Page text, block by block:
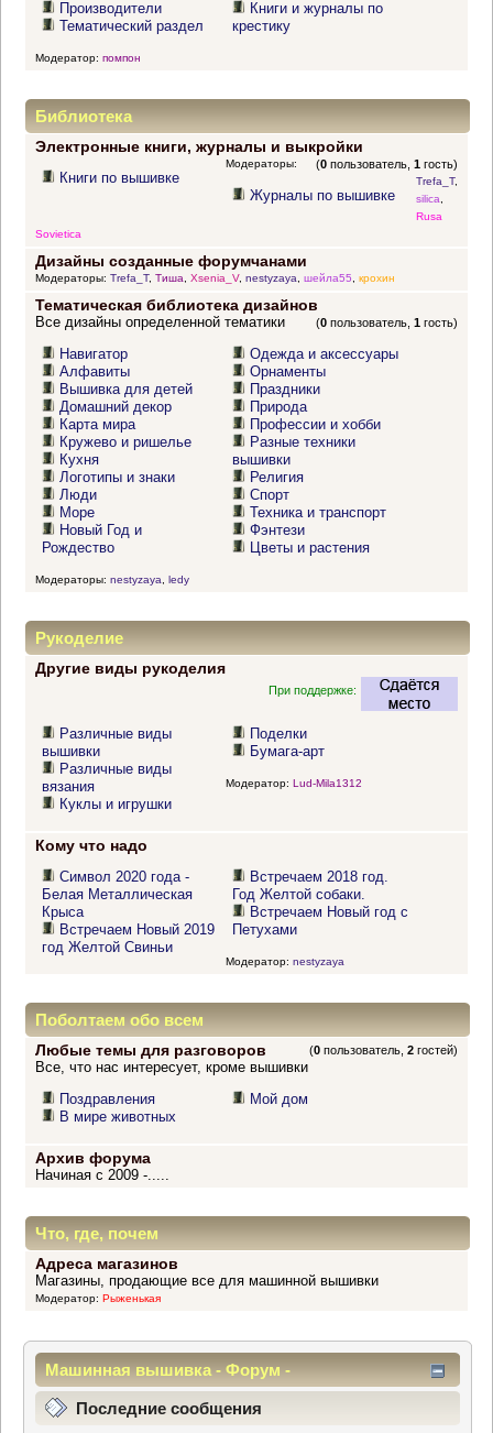
Производители
Тематический раздел
Книги и журналы по
крестику
Модератор: помпон
Библиотека
Электронные книги, журналы и выкройки
(0 пользователь,1 гость)
Книги по вышивке
Журналы по вышивке
Модераторы:
Trefa_T,
silica,
Rusa
Sovietica
Дизайны созданные форумчанами
Модераторы: Trefa_T, Тиша, Xsenia_V, nestyzaya, шейла55, крохин
Тематическая библиотека дизайнов
(0 пользователь,1 гость)
Все дизайны определенной тематики
Навигатор
Алфавиты
Вышивка для детей
Домашний декор
Карта мира
Кружево и ришелье
Кухня
Логотипы и знаки
Люди
Море
Новый Год и
Рождество
Одежда и аксессуары
Орнаменты
Праздники
Природа
Профессии и хобби
Разные техники
вышивки
Религия
Спорт
Техника и транспорт
Фэнтези
Цветы и растения
Модераторы: nestyzaya ledy
Рукоделие
Другие виды рукоделия
При поддержке:
Различные виды
вышивки
Различные виды
вязания
Куклы и игрушки
Поделки
Бумага-арт
Модератор: Lud-Mila1312
Кому что надо
Символ 2020 года -
Белая Металлическая
Крыса
Встречаем Новый 2019
год Желтой Свиньи
Встречаем 2018 год.
Год Желтой собаки.
Встречаем Новый год с
Петухами
Модератор: nestyzaya
Поболтаем обо всем
Любые темы для разговоров (0 пользователь,2 гостей)
Все, что нас интересует, кроме вышивки
Поздравления
В мире животных
Мой дом
Архив форума
Начиная с 2009 -.....
Что, где, почем
Адреса магазинов
Магазины, продающие все для машинной вышивки
Модератор: Рыженькая
Машинная вышивка - Форум -
Информационный центр
Последние сообщения